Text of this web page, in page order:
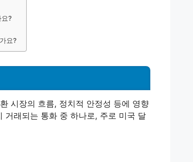
?
요?
시장의 흐름, 정치적 안정성 등에 영향
거래되는 통화 중 하나로, 주로 미국 달